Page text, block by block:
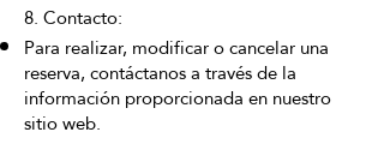
8. Contacto:
Para realizar, modificar o cancelar una
reserva, contáctanos a través de la
información proporcionada en nuestro
sitio web.